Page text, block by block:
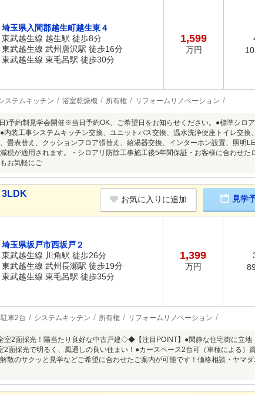
埼玉県入間郡越生町越生東４
東武越生線 越生駅 徒歩8分
東武越生線 武州唐沢駅 徒歩16分
東武越生線 東毛呂駅 徒歩30分
1,599
万円
ステムキッチン 浴室乾燥機 所有権 リフォームリノベーション
)予約制見学会開催※当日予約OK。ご希望日をお知らせください。●標準シロ
内装工事システムキッチン交換、ユニットバス交換、温水洗浄便座トイレ交換
畳表替え、クッションフロア張替え、給湯器交換、インターホン設置、照明
税が適用されます。・シロアリ防除工事施工後5年間保証・お客様に合わせ
お気軽にご
3LDK
お気に入りに追加 見学
埼玉県坂戸市西坂戸２
東武越生線 川角駅 徒歩26分
東武越生線 武州長瀬駅 徒歩19分
東武越生線 東毛呂駅 徒歩35分
1,399
万円
駐車2台 システムキッチン 所有権 リフォームリノベーション
2面採光！陽当たり良好な中古戸建◇◆【注目POINT】●閑静な住宅街に立地
2面採光で明るく、風通しの良い住まい！●カースペース2台可（車種による）
散のサクッと見学などご希望に合わせたご案内が可能です！価格相談・ヤマ